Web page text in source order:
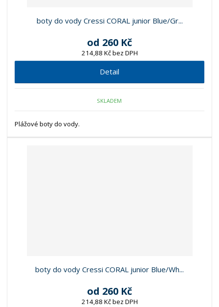
boty do vody Cressi CORAL junior Blue/Gr...
od 260 Kč
214,88 Kč bez DPH
Detail
SKLADEM
Plážové boty do vody.
boty do vody Cressi CORAL junior Blue/Wh...
od 260 Kč
214,88 Kč bez DPH